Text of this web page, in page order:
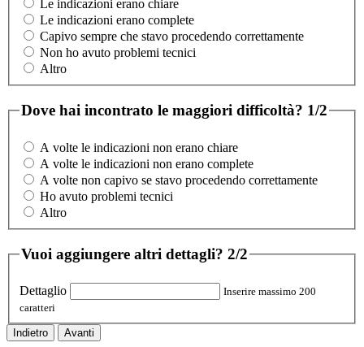
Le indicazioni erano chiare
Le indicazioni erano complete
Capivo sempre che stavo procedendo correttamente
Non ho avuto problemi tecnici
Altro
Dove hai incontrato le maggiori difficoltà? 1/2
A volte le indicazioni non erano chiare
A volte le indicazioni non erano complete
A volte non capivo se stavo procedendo correttamente
Ho avuto problemi tecnici
Altro
Vuoi aggiungere altri dettagli? 2/2
Dettaglio
Inserire massimo 200
caratteri
Indietro Avanti